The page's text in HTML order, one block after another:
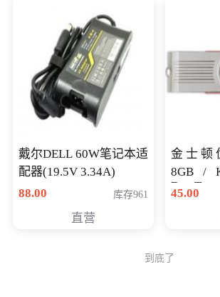
戴尔DELL 60W笔记本适
配器(19.5V 3.34A)
88.00
库存961
直营
金士顿
8GB /
Generati
45.00
到底了